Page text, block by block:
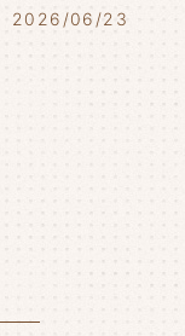
2026/06/23